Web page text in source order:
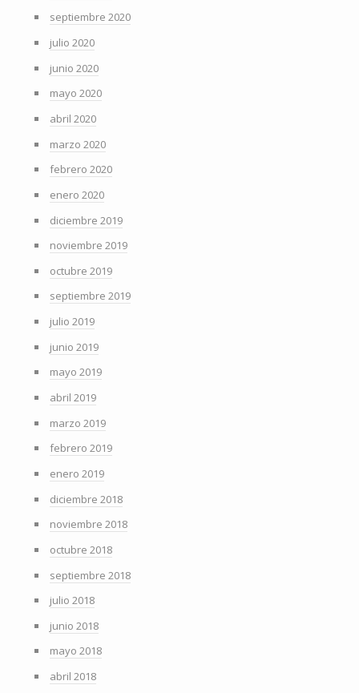
septiembre 2020
julio 2020
junio 2020
mayo 2020
abril 2020
marzo 2020
febrero 2020
enero 2020
diciembre 2019
noviembre 2019
octubre 2019
septiembre 2019
julio 2019
junio 2019
mayo 2019
abril 2019
marzo 2019
febrero 2019
enero 2019
diciembre 2018
noviembre 2018
octubre 2018
septiembre 2018
julio 2018
junio 2018
mayo 2018
abril 2018